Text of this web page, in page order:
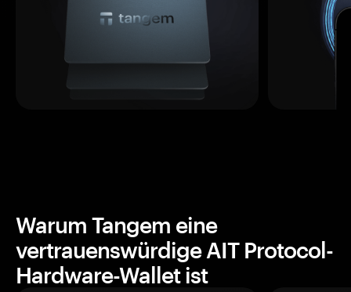
Warum Tangem eine
vertrauenswürdige AIT Protocol-
Hardware-Wallet ist